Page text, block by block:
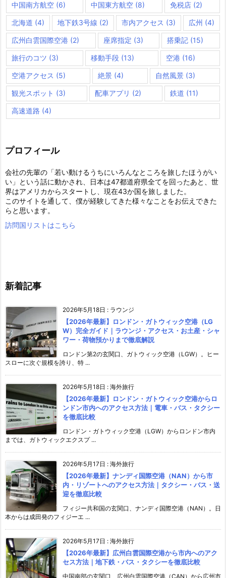
中国南方航空 (6) 中国東方航空 (8) 免税店 (2)
北海道 (4) 地下鉄3号線 (2) 市内アクセス (3) 広州 (4)
広州白雲国際空港 (2) 座席指定 (3) 搭乗記 (15)
旅行のコツ (3) 移動手段(13) 空港 (16)
空港アクセス (5) 絶景(4) 自然風景 (3)
観光スポット (3) 配車アプリ (2) 鉄道 (11)
高速道路 (4)
プロフィール
会社の先輩の「若い動けるうちにいろんなところを旅したほうがい
い」という話に動かされ、日本は47都道府県全てを回ったあと、世
界はアメリカからスタートし、現在43か国を旅しました。
このサイトを通して、僕が経験してきた様々なことをお伝えできた
らと思います。
訪問国リストはこちら
新着記事
2026年5月18日 : ラウンジ
【2026年最新】ロンドン・ガトウィック空港（LG
W）完全ガイド｜ラウンジ・アクセス・お土産・シャ
ワー・荷物預かりまで徹底解説
ロンドン第2の玄関口、ガトウィック空港（LGW）。ヒー
スローに次ぐ規模を誇り、特 ...
2026年5月18日 : 海外旅行
【2026年最新】ロンドン・ガトウィック空港からロ
ンドン市内へのアクセス方法｜電車・バス・タクシー
を徹底比較
ロンドン・ガトウィック空港（LGW）からロンドン市内
までは、ガトウィックエクスプ ...
2026年5月17日 : 海外旅行
【2026年最新】ナンディ国際空港（NAN）から市
内・リゾートへのアクセス方法｜タクシー・バス・送
迎を徹底比較
フィジー共和国の玄関口、ナンディ国際空港（NAN）。日
本からは成田発のフィジーエ ...
2026年5月17日 : 海外旅行
【2026年最新】広州白雲国際空港から市内へのアク
セス方法｜地下鉄・バス・タクシーを徹底比較
中国南部の玄関口、広州白雲国際空港（CAN）から広州市